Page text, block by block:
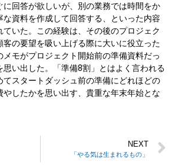
に回答が欲しいが、別の業務では時間をか
な資料を作成して回答する、といった内容
ていた。この経験は、その後のプロジェク
客の要望を吸い上げる際に大いに役立った
メモがプロジェクト開始前の準備資料だっ
思い出した。「準備8割」とはよく言われる
てスタートダッシュ前の準備にどれほどの
やしたかを思い出す、貴重な年末年始とな
NEXT
「やる気は生まれるもの」